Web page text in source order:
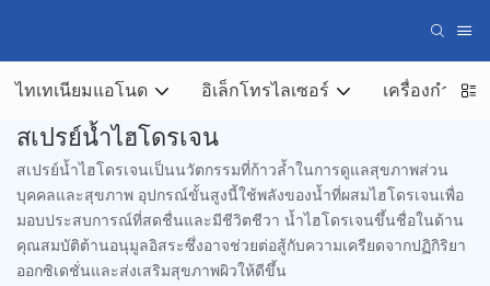
ไทเทเนียมแอโนด อิเล็กโทรไลเซอร์ เครื่องกำเนิด
สเปรย์น้ำไฮโดรเจน
สเปรย์น้ำไฮโดรเจนเป็นนวัตกรรมที่ก้าวล้ำในการดูแลสุขภาพส่วน
บุคคลและสุขภาพ อุปกรณ์ขั้นสูงนี้ใช้พลังของน้ำที่ผสมไฮโดรเจนเพื่อ
มอบประสบการณ์ที่สดชื่นและมีชีวิตชีวา น้ำไฮโดรเจนขึ้นชื่อในด้าน
คุณสมบัติต้านอนุมูลอิสระซึ่งอาจช่วยต่อสู้กับความเครียดจากปฏิกิริยา
ออกซิเดชั่นและส่งเสริมสุขภาพผิวให้ดีขึ้น